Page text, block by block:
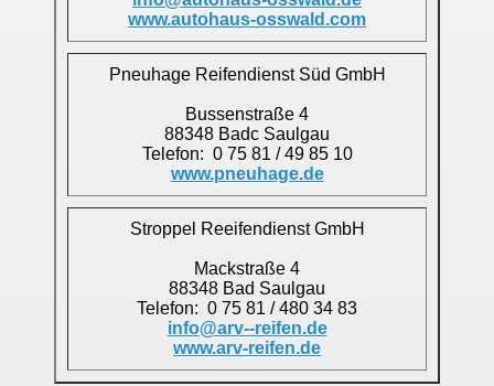
www.autohaus-osswald.com
Pneuhage Reifendienst Süd GmbH
Bussenstraße 4
88348 Badc Saulgau
Telefon: 0 75 81 / 49 85 10
www.pneuhage.de
Stroppel Reeifendienst GmbH
Mackstraße 4
88348 Bad Saulgau
Telefon: 0 75 81 / 480 34 83
info@arv--reifen.de
www.arv-reifen.de